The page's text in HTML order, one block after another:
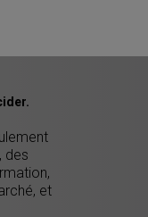
des
et